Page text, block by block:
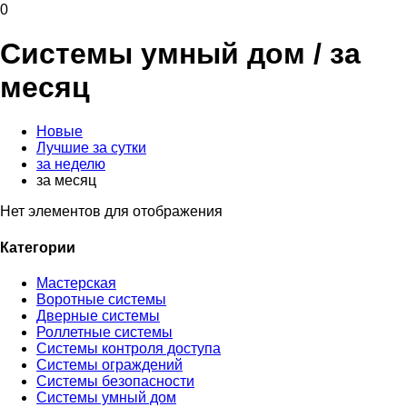
0
Системы умный дом / за
месяц
Новые
Лучшие за сутки
за неделю
за месяц
Нет элементов для отображения
Категории
Мастерская
Воротные системы
Дверные системы
Роллетные системы
Системы контроля доступа
Системы ограждений
Системы безопасности
Системы умный дом